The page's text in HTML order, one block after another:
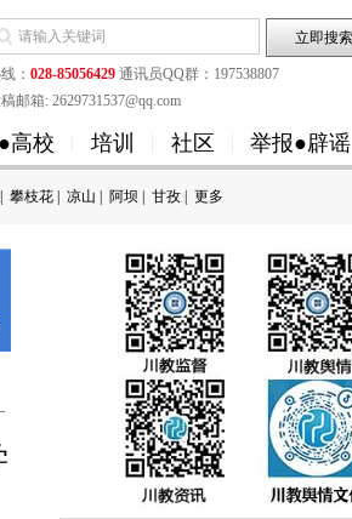
： 028-85056429 通讯员QQ群：197538807
邮箱: 2629731537@qq.com
高校 培训 社区 举报●辟谣
攀枝花 凉山 阿坝 甘孜 更多